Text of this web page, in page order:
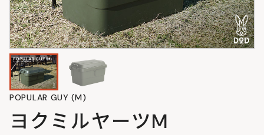
POPULAR GUY (M)
ヨクミルヤーツM